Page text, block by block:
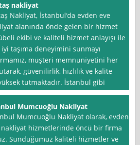
nakliyat
Nakliyat, İstanbul‘da evden eve
alanında önde gelen bir hizmet
ekibi ve kaliteli hizmet anlayışı ile
taşıma deneyimini sunmayı
müşteri memnuniyetini her
güvenilirlik, hızlılık ve kalite
tutmaktadır. İstanbul gibi
Mumcuoğlu Nakliyat
Mumcuoğlu Nakliyat olarak, evden
nakliyat hizmetlerinde öncü bir firma
Sunduğumuz kaliteli hizmetler ve